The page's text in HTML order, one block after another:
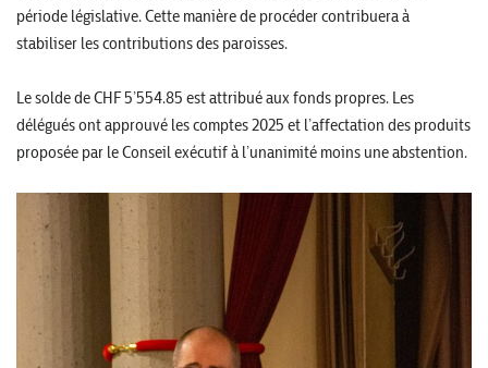
période législative. Cette manière de procéder contribuera à
stabiliser les contributions des paroisses.
Le solde de CHF 5’554.85 est attribué aux fonds propres. Les
délégués ont approuvé les comptes 2025 et l’affectation des produits
proposée par le Conseil exécutif à l’unanimité moins une abstention.